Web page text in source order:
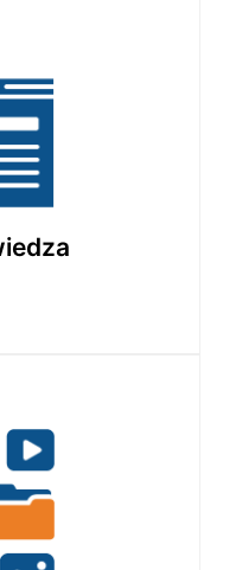
przepisami
regularnie
kart pracy
praktyczne